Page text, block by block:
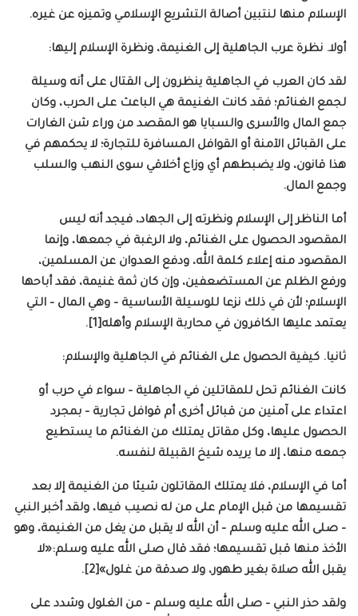
الإسلام منها لنتبين أصالة التشريع الإسلامي وتميزه عن غيره.
أولا. نظرة عرب الجاهلية إلى الغنيمة، ونظرة الإسلام إليها:
لقد كان العرب في الجاهلية ينظرون إلى القتال على أنه وسيلة
لجمع الغنائم؛ فقد كانت الغنيمة هي الباعث على الحرب، وكان
جمع المال والأسرى والسبايا هو المقصد من وراء شن الغارات
على القبائل الآمنة أو القوافل المسافرة للتجارة؛ لا يحكمهم في
هذا قانون، ولا يضبطهم أي وزاع أخلاقي سوى النهب والسلب
وجمع المال.
أما الناظر إلى الإسلام ونظرته إلى الجهاد، فيجد أنه ليس
المقصود الحصول على الغنائم، ولا الرغبة في جمعها، وإنما
المقصود منه إعلاء كلمة الله، ودفع العدوان عن المسلمين،
ورفع الظلم عن المستضعفين، وإن كان ثمة غنيمة، فقد أباحها
الإسلام؛ لأن في ذلك نزعا للوسيلة الأساسية – وهي المال – التي
يعتمد عليها الكافرون في محاربة الإسلام وأهله[1].
ثانيا. كيفية الحصول على الغنائم في الجاهلية والإسلام:
كانت الغنائم تحل للمقاتلين في الجاهلية – سواء في حرب أو
اعتداء على آمنين من قبائل أخرى أم قوافل تجارية – بمجرد
الحصول عليها، وكل مقاتل يمتلك من الغنائم ما يستطيع
جمعه منها، إلا ما يريده شيخ القبيلة لنفسه.
أما في الإسلام، فلا يمتلك المقاتلون شيئا من الغنيمة إلا بعد
تقسيمها من قبل الإمام على من له نصيب فيها، ولقد أخبر النبي
– صلى الله عليه وسلم – أن الله لا يقبل من يغل من الغنيمة، وهو
الأخذ منها قبل تقسيمها؛ فقد قال صلى الله عليه وسلم:«لا
يقبل الله صلاة بغير طهور، ولا صدقة من غلول»[2].
ولقد حذر النبي – صلى الله عليه وسلم – من الغلول وشدد على